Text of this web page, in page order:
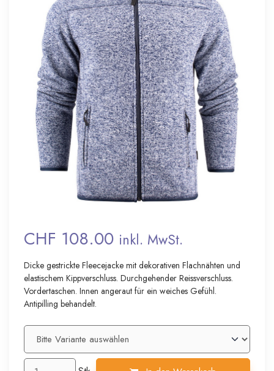
CHF 108.00 inkl. MwSt.
Dicke gestrickte Fleecejacke mit dekorativen Flachnähten und
elastischem Kippverschluss. Durchgehender Reissverschluss.
Vordertaschen. Innen angeraut für ein weiches Gefühl.
Antipilling behandelt.